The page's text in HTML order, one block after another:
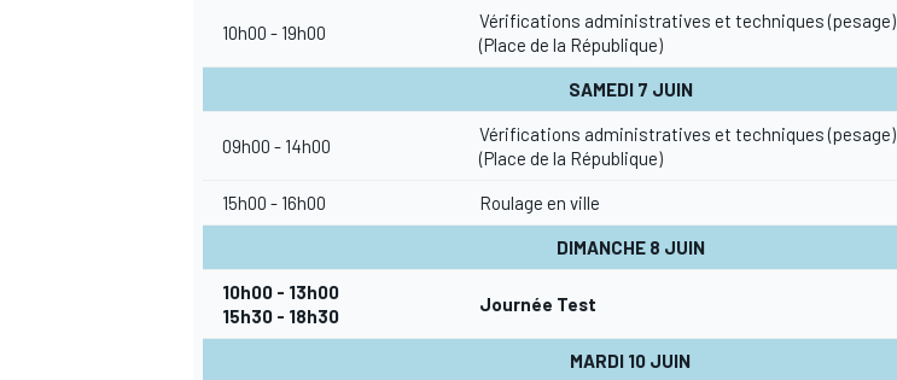
AUTRES CHAMPIONNATS
10h00 - 19h00
Vérifications administratives et techniques (pesage)
(Place de la République)
SAMEDI 7 JUIN
09h00 - 14h00
Vérifications administratives et techniques (pesage)
(Place de la République)
15h00 - 16h00 Roulage en ville
DIMANCHE 8 JUIN
10h00 - 13h00
15h30 - 18h30
Journée Test
MARDI 10 JUIN